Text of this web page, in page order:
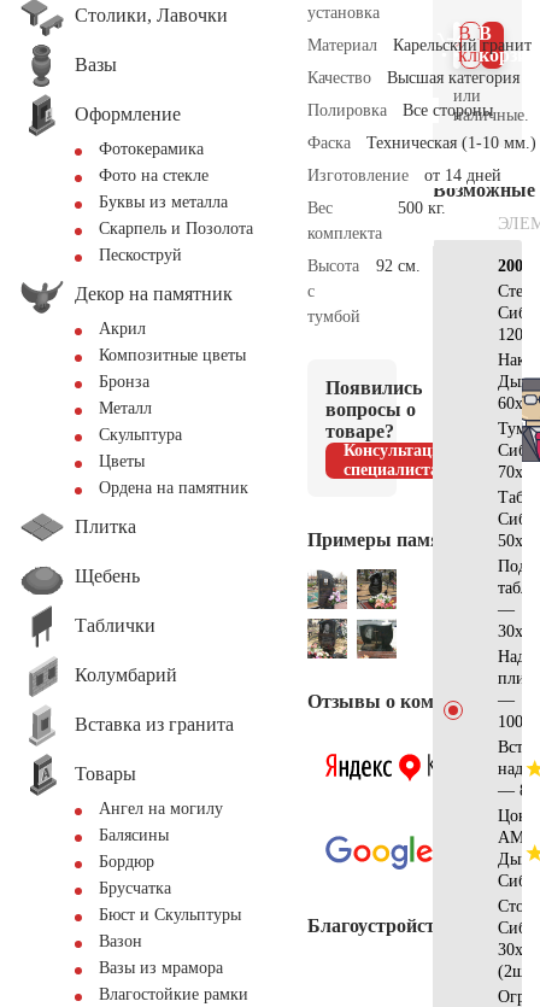
Столики, Лавочки
Вазы
Оформление
Фотокерамика
Фото на стекле
Буквы из металла
Скарпель и Позолота
Пескоструй
Декор на памятник
Акрил
Композитные цветы
Бронза
Металл
Скульптура
Цветы
Ордена на памятник
Плитка
Щебень
Таблички
Колумбарий
Вставка из гранита
Товары
Ангел на могилу
Балясины
Бордюр
Брусчатка
Бюст и Скульптуры
Вазон
Вазы из мрамора
Влагостойкие рамки
установка
Материал
Карельский гранит
Качество
Высшая категория
Полировка
Все стороны
Фаска
Техническая (1-10 мм.)
Изготовление
от 14 дней
Вес
комплекта
500 кг.
Высота
с
тумбой
92 см.
Появились
вопросы о
товаре?
Консультация
специалиста
Примеры памятников
Отзывы о компании
Благоустройство
В
В 1
клик
или
наличные.
Возможные
Стела
Дым
—
—
—
Дым/
(2шт)